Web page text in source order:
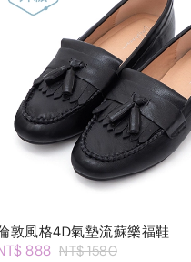
敦風格4D氣墊流蘇樂福鞋
888 NT$ 1580